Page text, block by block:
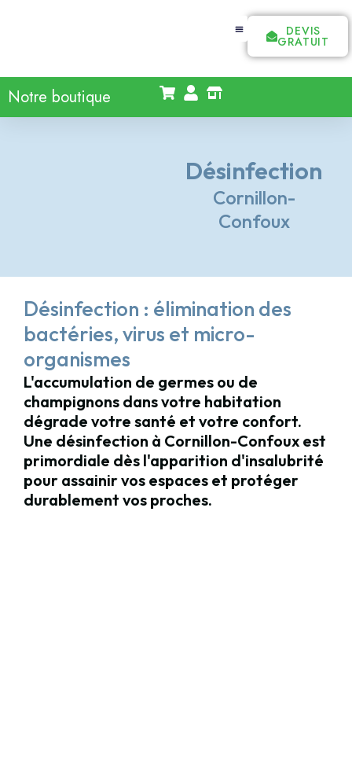
DEVIS
GRATUIT
Notre boutique
Désinfection
Cornillon-
Confoux
Désinfection : élimination des
bactéries, virus et micro-
organismes
L'accumulation de germes ou de
champignons dans votre habitation
dégrade votre santé et votre confort.
Une désinfection à Cornillon-Confoux est
primordiale dès l'apparition d'insalubrité
pour assainir vos espaces et protéger
durablement vos proches.